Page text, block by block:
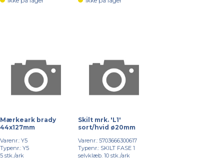
Mærkeark brady
44x127mm
Varenr.: Y5
Typenr.: Y5
5 stk./ark
Skilt mrk. 'L1'
sort/hvid ø20mm
Varenr.: 5703666300617
Typenr.: SKILT FASE 1
selvklæb. 10 stk./ark